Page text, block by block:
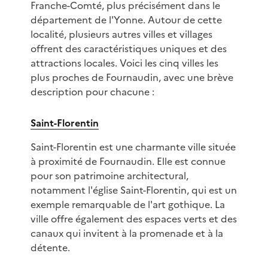
Franche-Comté, plus précisément dans le
département de l'Yonne. Autour de cette
localité, plusieurs autres villes et villages
offrent des caractéristiques uniques et des
attractions locales. Voici les cinq villes les
plus proches de Fournaudin, avec une brève
description pour chacune :
Saint-Florentin
Saint-Florentin est une charmante ville située
à proximité de Fournaudin. Elle est connue
pour son patrimoine architectural,
notamment l'église Saint-Florentin, qui est un
exemple remarquable de l'art gothique. La
ville offre également des espaces verts et des
canaux qui invitent à la promenade et à la
détente.